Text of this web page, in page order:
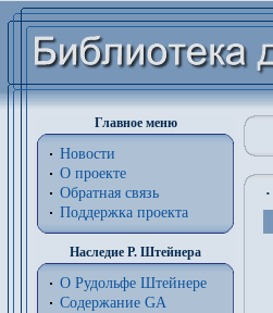
Главное меню
Новости
О проекте
Обратная связь
Поддержка проекта
Наследие Р. Штейнера
О Рудольфе Штейнере
Содержание GA
·